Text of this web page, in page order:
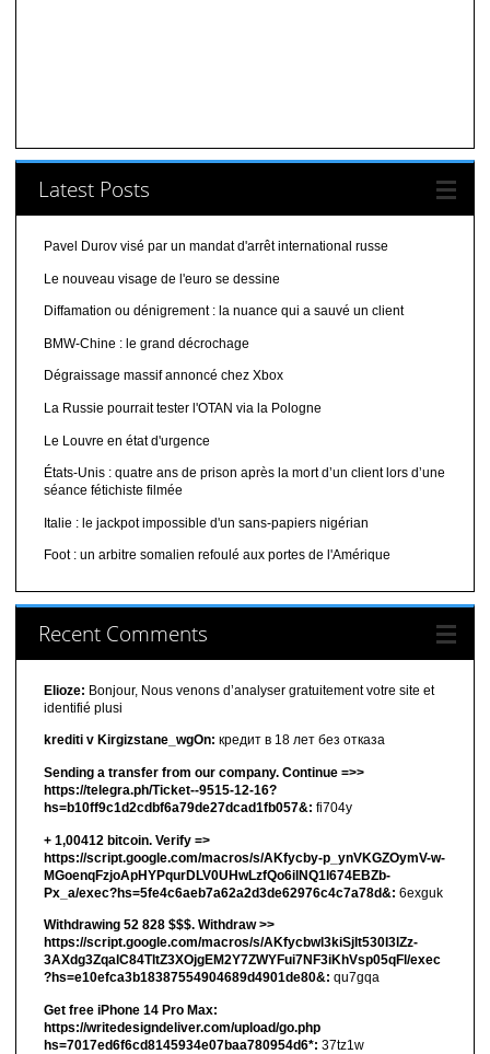
Latest Posts
Pavel Durov visé par un mandat d'arrêt international russe
Le nouveau visage de l'euro se dessine
Diffamation ou dénigrement : la nuance qui a sauvé un client
BMW-Chine : le grand décrochage
Dégraissage massif annoncé chez Xbox
La Russie pourrait tester l'OTAN via la Pologne
Le Louvre en état d'urgence
États-Unis : quatre ans de prison après la mort d’un client lors d’une
séance fétichiste filmée
Italie : le jackpot impossible d'un sans-papiers nigérian
Foot : un arbitre somalien refoulé aux portes de l'Amérique
Recent Comments
Elioze: Bonjour, Nous venons d’analyser gratuitement votre site et
identifié plusi
krediti v Kirgizstane_wgOn: кредит в 18 лет без отказа
Sending a transfer from our company. Continue =>>
https://telegra.ph/Ticket--9515-12-16?
hs=b10ff9c1d2cdbf6a79de27dcad1fb057&: fi704y
+ 1,00412 bitсоin. Verify =>
https://script.google.com/macros/s/AKfycby-p_ynVKGZOymV-w-
MGoenqFzjoApHYPqurDLV0UHwLzfQo6ilNQ1l674EBZb-
Px_a/exec?hs=5fe4c6aeb7a62a2d3de62976c4c7a78d&: 6exguk
Withdrawing 52 828 $$$. Withdrаw >>
https://script.google.com/macros/s/AKfycbwl3kiSjlt530I3lZz-
3AXdg3ZqalC84TltZ3XOjgEM2Y7ZWYFui7NF3iKhVsp05qFl/exec
?hs=e10efca3b18387554904689d4901de80&: qu7gqa
Get free iPhone 14 Pro Max:
https://writedesigndeliver.com/upload/go.php
hs=7017ed6f6cd8145934e07baa780954d6*: 37tz1w